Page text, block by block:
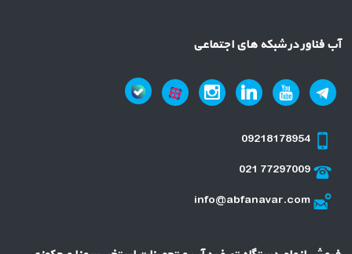
آب فناور در شبکه های اجتماعی
09218178954
021 77297009
info@abfanavar.com